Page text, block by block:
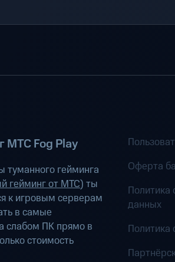
МТС Fog Play
гейминга
гейминг от МТС) ты
к игровым серверам
в самые
слабом ПК прямо в
стоимость
Оферта
Политика
данных
Политика